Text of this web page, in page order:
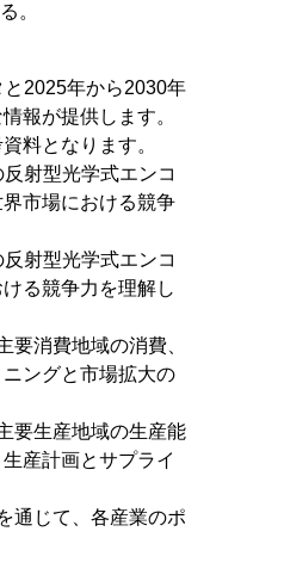
。
と2025年から2030年
報が提供します。
料となります。
射型光学式エンコ
市場における競争
射型光学式エンコ
る競争力を理解し
要消費地域の消費、
ングと市場拡大の
要生産地域の生産能
産計画とサプライ
通じて、各産業のポ